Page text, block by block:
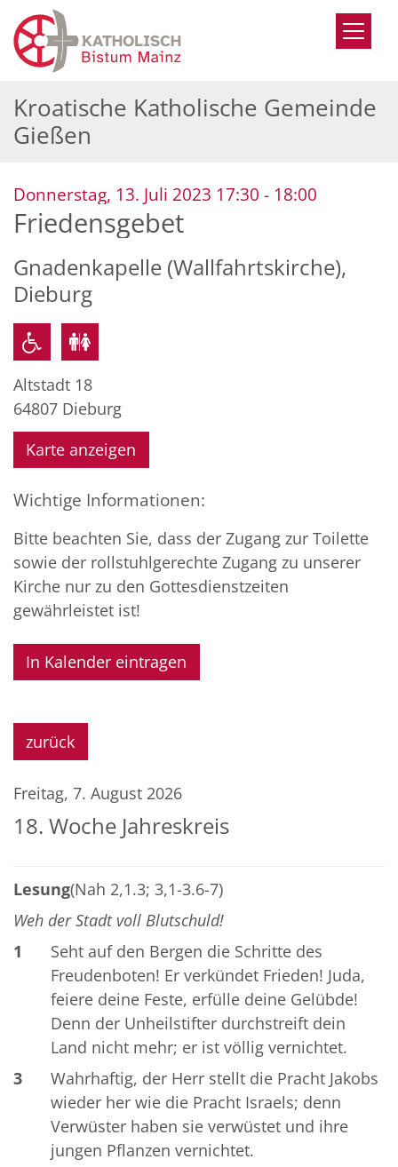
Zum Inhalt springen
Kroatische Katholische Gemeinde
Gießen
Donnerstag, 13. Juli 2023 17:30 - 18:00
Friedensgebet
Gnadenkapelle (Wallfahrtskirche),
Dieburg
Altstadt 18
64807 Dieburg
Karte anzeigen
Wichtige Informationen:
Bitte beachten Sie, dass der Zugang zur Toilette
sowie der rollstuhlgerechte Zugang zu unserer
Kirche nur zu den Gottesdienstzeiten
gewährleistet ist!
In Kalender eintragen
zurück
Freitag, 7. August 2026
18. Woche Jahreskreis
Lesung(Nah 2,1.3; 3,1-3.6-7)
Weh der Stadt voll Blutschuld!
1
Seht auf den Bergen die Schritte des
Freudenboten! Er verkündet Frieden! Juda,
feiere deine Feste, erfülle deine Gelübde!
Denn der Unheilstifter durchstreift dein
Land nicht mehr; er ist völlig vernichtet.
3
Wahrhaftig, der Herr stellt die Pracht Jakobs
wieder her wie die Pracht Israels; denn
Verwüster haben sie verwüstet und ihre
jungen Pflanzen vernichtet.